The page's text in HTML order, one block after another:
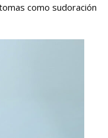
como sudoración